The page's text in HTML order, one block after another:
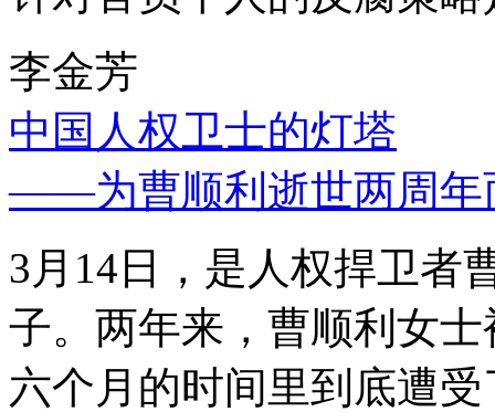
李金芳
中国人权卫士的灯塔
——为曹顺利逝世两周年
3月14日，是人权捍卫者
子。两年来，曹顺利女
六个月的时间里到底遭